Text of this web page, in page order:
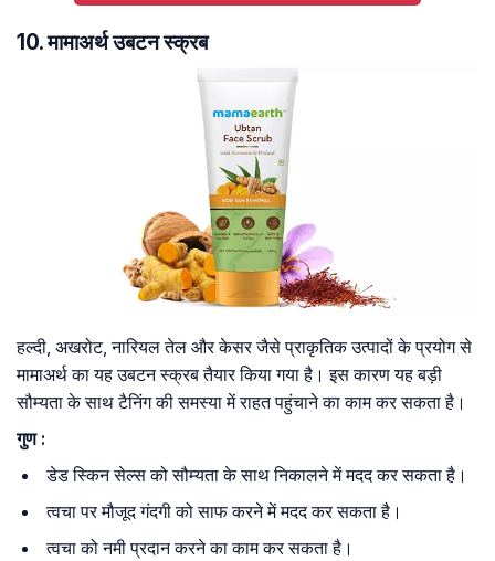
10. मामाअर्थ उबटन स्क्रब
हल्दी, अखरोट, नारियल तेल और केसर जैसे प्राकृतिक उत्पादों के प्रयोग से
मामाअर्थ का यह उबटन स्क्रब तैयार किया गया है। इस कारण यह बड़ी
सौम्यता के साथ टैनिंग की समस्या में राहत पहुंचाने का काम कर सकता है।
गुण :
डेड स्किन सेल्स को सौम्यता के साथ निकालने में मदद कर सकता है।
त्वचा पर मौजूद गंदगी को साफ करने में मदद कर सकता है।
त्वचा को नमी प्रदान करने का काम कर सकता है।